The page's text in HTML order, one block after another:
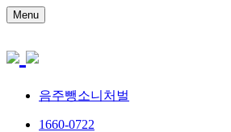
Menu
음주뺑소니처벌
1660-0722